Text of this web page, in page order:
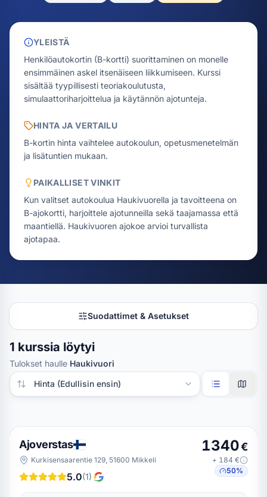
YLEISTÄ
Henkilöautokortin (B-kortti) suorittaminen on monelle
ensimmäinen askel itsenäiseen liikkumiseen. Kurssi
sisältää tyypillisesti teoriakoulutusta,
simulaattoriharjoittelua ja käytännön ajotunteja.
HINTA JA VERTAILU
B-kortin hinta vaihtelee autokoulun, opetusmenetelmän
ja lisätuntien mukaan.
PAIKALLISET VINKIT
Kun valitset autokoulua Haukivuorella ja tavoitteena on
B-ajokortti, harjoittele ajotunneilla sekä taajamassa että
maantiellä. Haukivuoren ajokoe arvioi turvallista
ajotapaa.
Suodattimet & Asetukset
1 kurssia löytyi
Tulokset haulle Haukivuori
Järjestä tulokset
Ajoverstas
Kurkisensaarentie 129, 51600 Mikkeli
5.0(1)
1340€
+ 184 €
50%